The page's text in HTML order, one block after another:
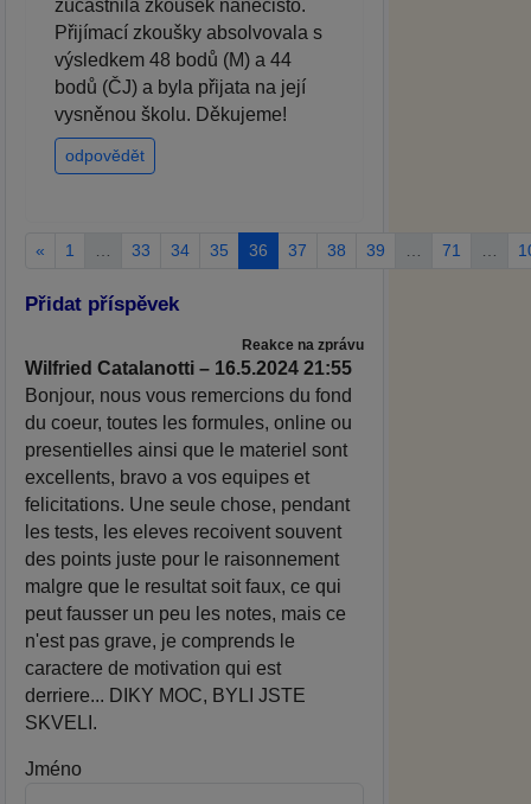
zúčastnila zkoušek nanečisto.
Přijímací zkoušky absolvovala s
výsledkem 48 bodů (M) a 44
bodů (ČJ) a byla přijata na její
vysněnou školu. Děkujeme!
odpovědět
« 1 33 34 35 36 37 38 39 71
Přidat příspěvek
Reakce na zprávu
Wilfried Catalanotti – 16.5.2024 21:55
Bonjour, nous vous remercions du fond
du coeur, toutes les formules, online ou
presentielles ainsi que le materiel sont
excellents, bravo a vos equipes et
felicitations. Une seule chose, pendant
les tests, les eleves recoivent souvent
des points juste pour le raisonnement
malgre que le resultat soit faux, ce qui
peut fausser un peu les notes, mais ce
n'est pas grave, je comprends le
caractere de motivation qui est
derriere... DIKY MOC, BYLI JSTE
SKVELI.
Jméno